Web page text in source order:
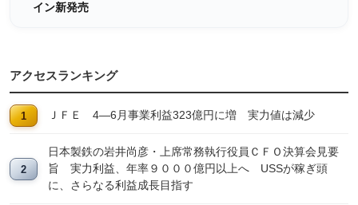
イン新発売
アクセスランキング
ＪＦＥ 4―6月事業利益323億円に増 実力値は減少
日本製鉄の岩井尚彦・上席常務執行役員ＣＦＯ決算会見要
旨 実力利益、年率９０００億円以上へ USSが稼ぎ頭
に、さらなる利益成長目指す